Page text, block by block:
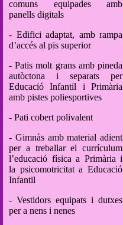
comuns equipades amb
panells digitals
- Edifici adaptat, amb rampa
d’accés al pis superior
- Patis molt grans amb pineda
autòctona i separats per
Educació Infantil i Primària
amb pistes poliesportives
- Pati cobert polivalent
- Gimnàs amb material adient
per a treballar el currículum
l’educació física a Primària i
la psicomotricitat a Educació
Infantil
- Vestidors equipats i dutxes
per a nens i nenes